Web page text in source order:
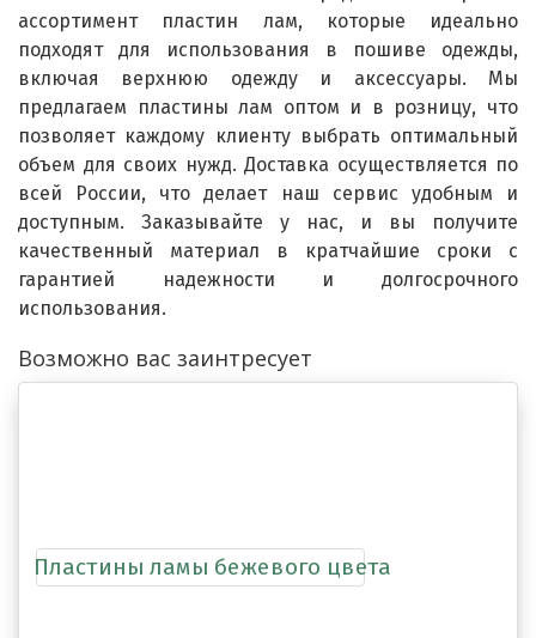
ассортимент пластин лам, которые идеально
подходят для использования в пошиве одежды,
включая верхнюю одежду и аксессуары. Мы
предлагаем пластины лам оптом и в розницу, что
позволяет каждому клиенту выбрать оптимальный
объем для своих нужд. Доставка осуществляется по
всей России, что делает наш сервис удобным и
доступным. Заказывайте у нас, и вы получите
качественный материал в кратчайшие сроки с
гарантией надежности и долгосрочного
использования.
Возможно вас заинтресует